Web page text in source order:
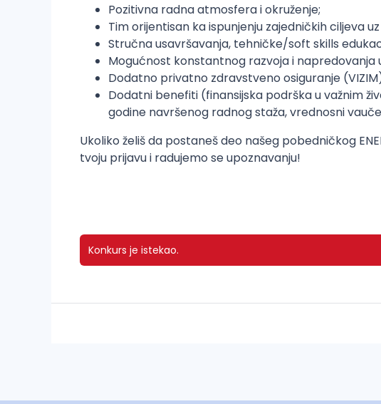
Pozitivna radna atmosfera i okruženje;
Tim orijentisan ka ispunjenju zajedničkih ciljeva
Stručna usavršavanja, tehničke/soft skills
Mogućnost konstantnog razvoja i napredovanja
Dodatno privatno zdravstveno osiguranje
Dodatni benefiti (finansijska podrška u važnim
godine navršenog radnog staža, vrednosni
Ukoliko želiš da postaneš deo našeg pobedničkog
tvoju prijavu i radujemo se upoznavanju!
Konkurs je istekao.